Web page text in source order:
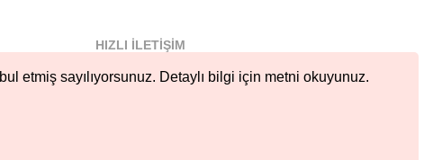
etmiş sayılıyorsunuz. Detaylı bilgi için metni okuyunuz.
HIZLI İLETIŞIM